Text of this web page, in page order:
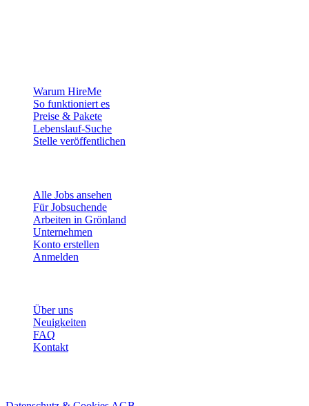
Warum HireMe
So funktioniert es
Preise & Pakete
Lebenslauf-Suche
Stelle veröffentlichen
Alle Jobs ansehen
Für Jobsuchende
Arbeiten in Grönland
Unternehmen
Konto erstellen
Anmelden
Über uns
Neuigkeiten
FAQ
Kontakt